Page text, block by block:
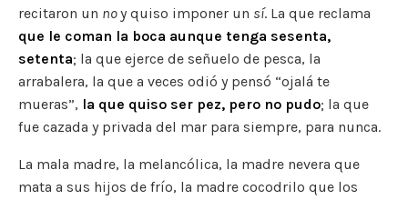
recitaron un noy quiso imponer un sí. La que reclama
que le coman la boca aunque tenga sesenta,
setenta; la que ejerce de señuelo de pesca, la
arrabalera, la que a veces odió y pensó “ojalá te
mueras”, la que quiso ser pez, pero no pudo; la que
fue cazada y privada del mar para siempre, para nunca.
La mala madre, la melancólica, la madre nevera que
mata a sus hijos de frío, la madre cocodrilo que los